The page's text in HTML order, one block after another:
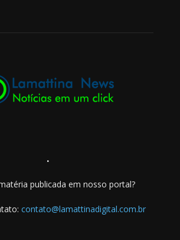
.
publicada em nosso portal?
contato@lamattinadigital.com.br